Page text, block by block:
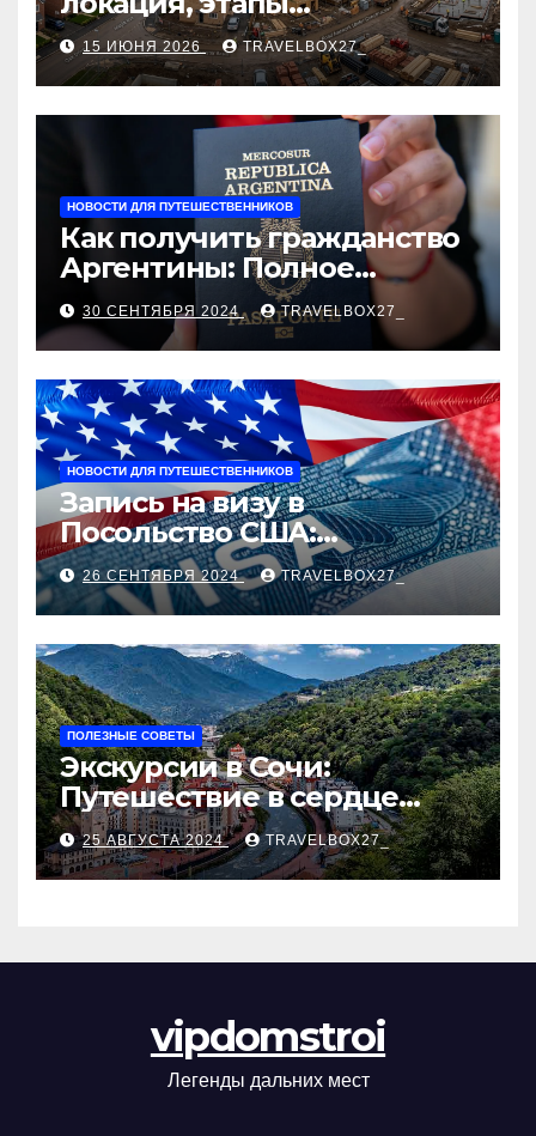
строительства, проверка
застройщика, сценарии
оформления сделки и
рыночные ориентиры
15 ИЮНЯ 2026 TRAVELBOX27_
НОВОСТИ ДЛЯ ПУТЕШЕСТВЕННИКОВ
Как получить гражданство
Аргентины: Полное
руководство
30 СЕНТЯБРЯ 2024 TRAVELBOX27_
НОВОСТИ ДЛЯ ПУТЕШЕСТВЕННИКОВ
Запись на визу в
Посольство США:
Пошаговое руководство
26 СЕНТЯБРЯ 2024 TRAVELBOX27_
ПОЛЕЗНЫЕ СОВЕТЫ
Экскурсии в Сочи:
Путешествие в сердце
Черноморского курорта
25 АВГУСТА 2024 TRAVELBOX27_
vipdomstroi
Легенды дальних мест